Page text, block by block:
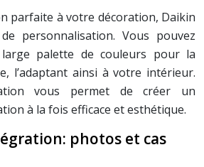
parfaite à votre décoration, Daikin
personnalisation. Vous pouvez
palette de couleurs pour la
l’adaptant ainsi à votre intérieur.
vous permet de créer un
à la fois efficace et esthétique.
photos et cas